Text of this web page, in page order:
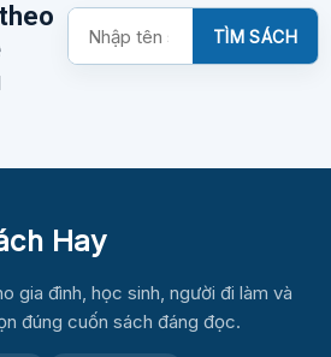
kiếm
sách
TÌM SÁCH
Hay
gia đình, học sinh, người đi làm và
đúng cuốn sách đáng đọc.